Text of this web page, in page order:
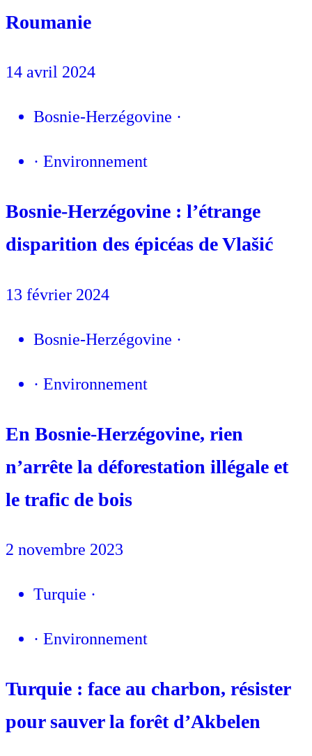
Roumanie
14 avril 2024
Bosnie-Herzégovine ·
· Environnement
Bosnie-Herzégovine : l’étrange
disparition des épicéas de Vlašić
13 février 2024
Bosnie-Herzégovine ·
· Environnement
En Bosnie-Herzégovine, rien
n’arrête la déforestation illégale et
le trafic de bois
2 novembre 2023
Turquie ·
· Environnement
Turquie : face au charbon, résister
pour sauver la forêt d’Akbelen